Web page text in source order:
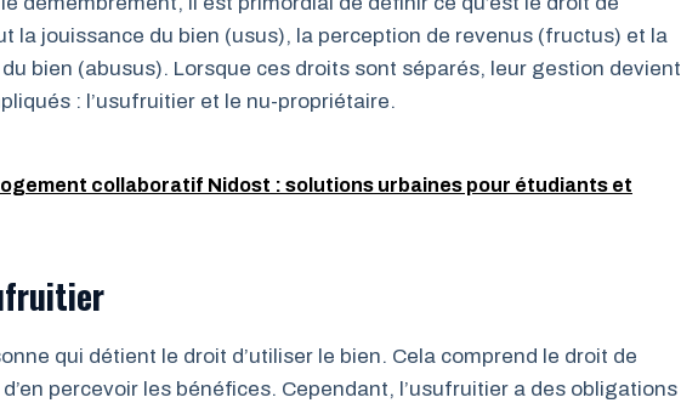
la jouissance du bien (usus), la perception de revenus (fructus) et la
bien (abusus). Lorsque ces droits sont séparés, leur gestion devient
: l’usufruitier et le nu-propriétaire.
collaboratif Nidost : solutions urbaines pour étudiants et
qui détient le droit d’utiliser le bien. Cela comprend le droit de
d’en percevoir les bénéfices. Cependant, l’usufruitier a des obligations